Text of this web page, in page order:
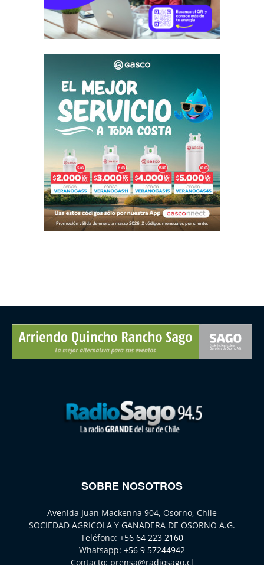
SOBRE NOSOTROS
Avenida Juan Mackenna 904, Osorno, Chile
SOCIEDAD AGRICOLA Y GANADERA DE OSORNO A.G.
Teléfono: +56 64 223 2160
Whatsapp: +56 9 57244942
Contacto: prensa@radiosago.cl